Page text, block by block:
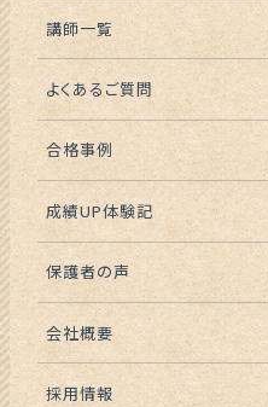
講師一覧
よくあるご質問
合格事例
成績UP体験記
保護者の声
会社概要
採用情報